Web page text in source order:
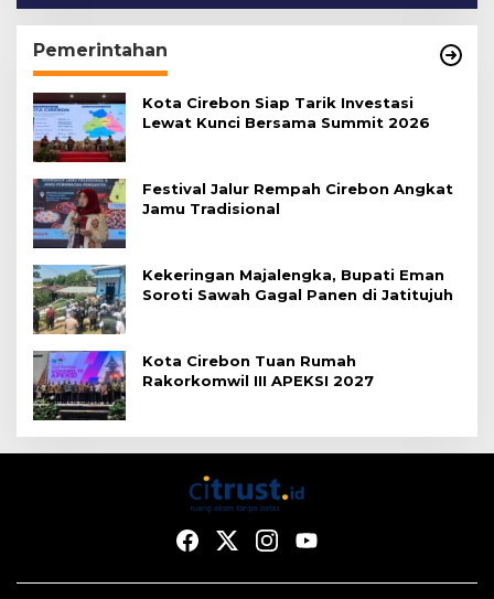
Pemerintahan
Kota Cirebon Siap Tarik Investasi
Lewat Kunci Bersama Summit 2026
Festival Jalur Rempah Cirebon Angkat
Jamu Tradisional
Kekeringan Majalengka, Bupati Eman
Soroti Sawah Gagal Panen di Jatitujuh
Kota Cirebon Tuan Rumah
Rakorkomwil III APEKSI 2027